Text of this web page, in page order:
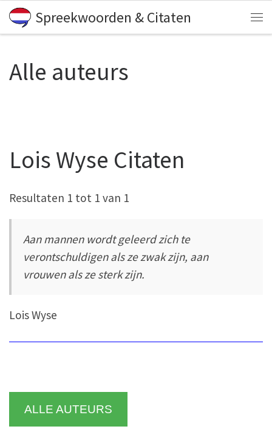
Skip to content
Spreekwoorden & Citaten
Alle auteurs
Lois Wyse Citaten
Resultaten 1 tot 1 van 1
Aan mannen wordt geleerd zich te
verontschuldigen als ze zwak zijn, aan
vrouwen als ze sterk zijn.
Lois Wyse
ALLE AUTEURS